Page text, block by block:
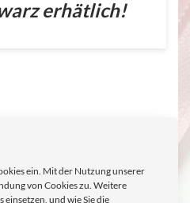
ein. Mit der Nutzung unserer
von Cookies zu. Weitere
und wie Sie die
erhätlich!